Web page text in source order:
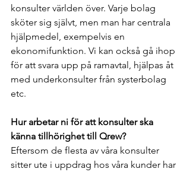
konsulter världen över. Varje bolag
sköter sig självt, men man har centrala
hjälpmedel, exempelvis en
ekonomifunktion. Vi kan också gå ihop
för att svara upp på ramavtal, hjälpas åt
med underkonsulter från systerbolag
etc.
Hur arbetar ni för att konsulter ska
känna tillhörighet till Qrew?
Eftersom de flesta av våra konsulter
sitter ute i uppdrag hos våra kunder har